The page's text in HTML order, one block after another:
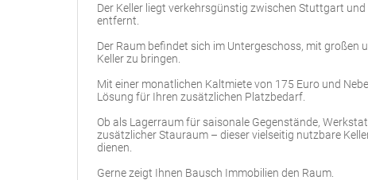
Der Keller liegt verkehrsgünstig zwischen Stuttgart
entfernt.
Der Raum befindet sich im Untergeschoss, mit großen
Keller zu bringen.
Mit einer monatlichen Kaltmiete von 175 Euro und
Lösung für Ihren zusätzlichen Platzbedarf.
Ob als Lagerraum für saisonale Gegenstände,
zusätzlicher Stauraum – dieser vielseitig nutzbare
dienen.
Gerne zeigt Ihnen Bausch Immobilien den Raum.